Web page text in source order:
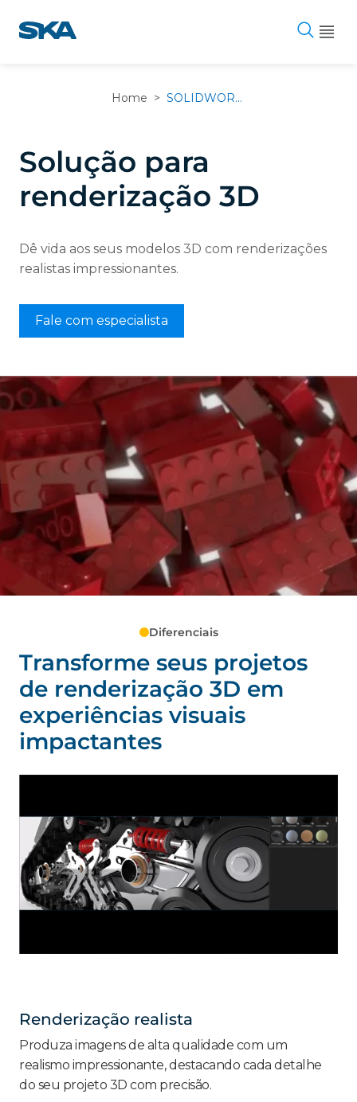
para
Home > SOLIDWORKS Visualize
Solução para
renderização 3D
Dê vida aos seus modelos 3D com renderizações
realistas impressionantes.
Fale com especialista
Diferenciais
Transforme seus projetos
de renderização 3D em
experiências visuais
impactantes
Renderização realista
Produza imagens de alta qualidade com um
realismo impressionante, destacando cada detalhe
do seu projeto 3D com precisão.